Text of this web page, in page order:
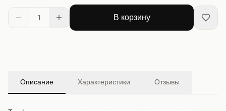
1 В корзину
Описание Характеристики Отзывы